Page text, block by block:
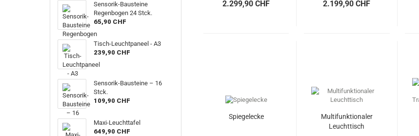
2.299,90 CHF 2.199,90 CHF
Spiegelecke
Multifunktionaler
Leuchttisch
Sensorik-Bausteine
Regenbogen 24 Stck.
65,90 CHF
Tisch-Leuchtpaneel - A3
239,90 CHF
Sensorik-Bausteine – 16
Stck.
109,90 CHF
Maxi-Leuchttafel
649,90 CHF